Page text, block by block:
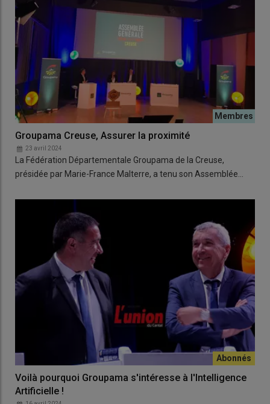
Groupama Creuse, Assurer la proximité
23 avril 2024
La Fédération Départementale Groupama de la Creuse,
présidée par Marie-France Malterre, a tenu son Assemblée…
Voilà pourquoi Groupama s'intéresse à l'Intelligence
Artificielle !